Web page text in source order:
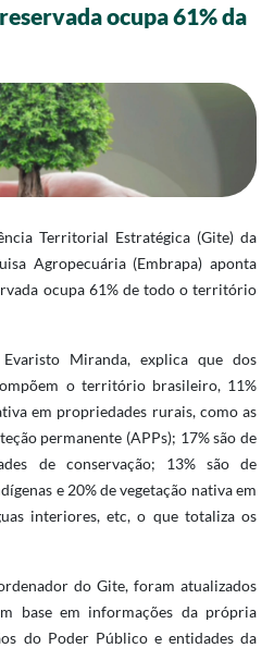
ocupa 61% da
Territorial Estratégica (Gite) da
Agropecuária (Embrapa) aponta
ocupa 61% de todo o território
Miranda, explica que dos
o território brasileiro, 11%
em propriedades rurais, como as
permanente (APPs); 17% são de
de conservação; 13% são de
e 20% de vegetação nativa em
interiores, etc, o que totaliza os
do Gite, foram atualizados
base em informações da própria
do Poder Público e entidades da